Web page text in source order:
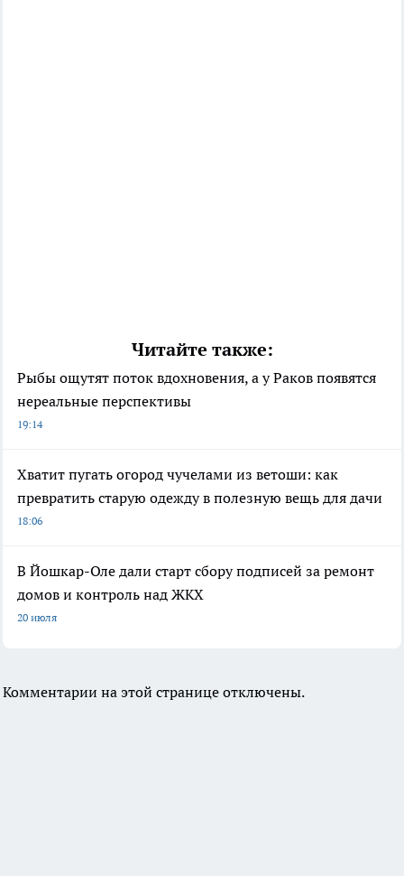
Читайте также:
Рыбы ощутят поток вдохновения, а у Раков появятся
нереальные перспективы
19:14
Хватит пугать огород чучелами из ветоши: как
превратить старую одежду в полезную вещь для дачи
18:06
В Йошкар-Оле дали старт сбору подписей за ремонт
домов и контроль над ЖКХ
20 июля
Комментарии на этой странице отключены.